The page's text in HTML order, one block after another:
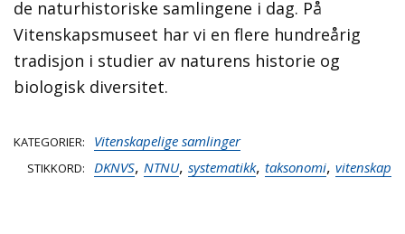
de naturhistoriske samlingene i dag. På
Vitenskapsmuseet har vi en flere hundreårig
tradisjon i studier av naturens historie og
biologisk diversitet.
KATEGORIER Vitenskapelige samlinger
STIKKORD DKNVS, NTNU, systematikk, taksonomi, vitenskap